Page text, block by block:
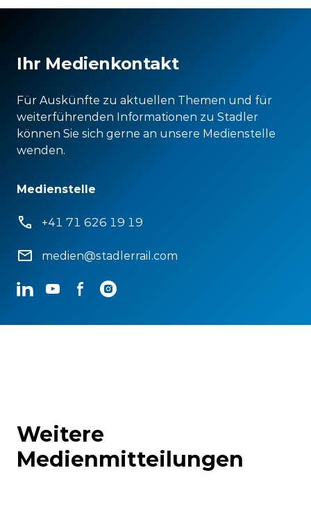
Ihr Medienkontakt
Für Auskünfte zu aktuellen Themen und für
weiterführenden Informationen zu Stadler
können Sie sich gerne an unsere Medienstelle
wenden.
Medienstelle
+41 71 626 19 19
medien@stadlerrail.com
LinkedInYouTubeFacebookInstagram
Weitere
Medienmitteilungen